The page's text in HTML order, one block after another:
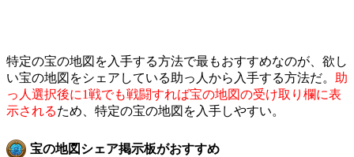
特定の宝の地図を入手する方法で最もおすすめなのが、欲し
い宝の地図をシェアしている助っ人から入手する方法だ。
助
っ人選択後に1戦でも戦闘すれば宝の地図の受け取り欄に表
示されるため、特定の宝の地図を入手しやすい。
宝の地図シェア掲示板がおすすめ